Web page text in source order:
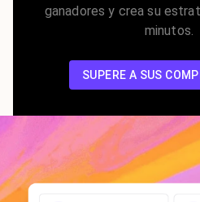
ganadores y crea su
minutos.
SUPERE A SUS